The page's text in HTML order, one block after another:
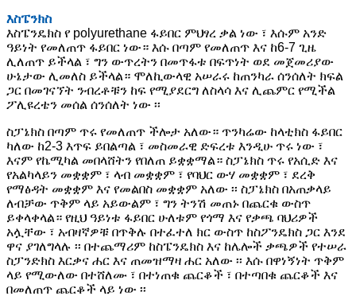
እስፔንክስ
እስፔንዴክስ የ polyurethane ፋይበር ምህፃረ ቃል ነው ፣ እሱም አንድ
ዓይነት የመለጠጥ ፋይበር ነው። እሱ በጣም የመለጠጥ እና ከ6-7 ጊዜ
ሊለጠጥ ይችላል ፣ ግን ውጥረትን በመጥፋቱ በፍጥነት ወደ መጀመሪያው
ሁኔታው ​​ሊመለስ ይችላል። ሞለኪውላዊ አሠራሩ ከጠንካራ ሰንሰለት ክፍል
ጋር በመገናኘት ንብረቶቹን ከፍ የሚያደርግ ለስላሳ እና ሊጨምር የሚችል
ፖሊዩረቴን መሰል ሰንሰለት ነው ፡፡
ስፓኔክስ በጣም ጥሩ የመለጠጥ ችሎታ አለው። ጥንካሬው ከላቲክስ ፋይበር
ካለው ከ2-3 እጥፍ ይበልጣል ፣ መስመራዊ ድፍረቱ እንዲሁ ጥሩ ነው ፣
እናም የኬሚካል መበላሸትን የበለጠ ይቋቋማል። ስፓኔክስ ጥሩ የአሲድ እና
የአልካላይን መቋቋም ፣ ላብ መቋቋም ፣ የባህር ውሃ መቋቋም ፣ ደረቅ
የማፅዳት መቋቋም እና የመልበስ መቋቋም አለው ፡፡ ስፓኔክስ በአጠቃላይ
ለብቻው ጥቅም ላይ አይውልም ፣ ግን ትንሽ መጠኑ በጨርቁ ውስጥ
ይቀላቀላል። የዚህ ዓይነቱ ፋይበር ሁለቱም የጎማ እና የቃጫ ባህሪዎች
አሏቸው ፣ አብዛኛዎቹ በጥቅሉ በተፈተለ ክር ውስጥ ከስፖንዴክስ ጋር እንደ
ዋና ያገለግላሉ ፡፡ በተጨማሪም ከስፔንዴክስ እና ከሌሎች ቃጫዎች የተሠራ
ስፓንድክስ እርቃና ሐር እና ጠመዝማዛ ሐር አለው ፡፡ እሱ በዋነኝነት ጥቅም
ላይ የሚውለው በተሸለሙ ፣ በተነጠቁ ጨርቆች ፣ በተጣበቁ ጨርቆች እና
በመለጠጥ ጨርቆች ላይ ነው ፡፡